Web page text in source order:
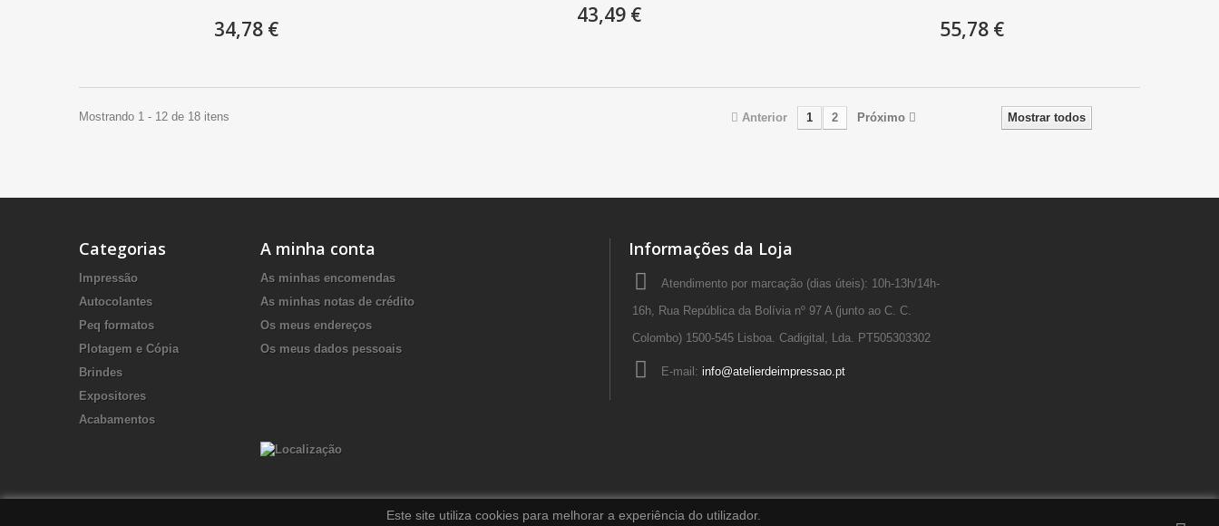
34,78 €
43,49 €
55,78 €
Mostrar todos
Anterior 1 2 Próximo
Mostrando 1 - 12 de 18 itens
Categorias
Impressão
Autocolantes
Peq formatos
Plotagem e Cópia
Brindes
Expositores
Acabamentos
A minha conta
As minhas encomendas
As minhas notas de crédito
Os meus endereços
Os meus dados pessoais
Informações da Loja
Atendimento por marcação (dias úteis): 10h-13h/14h-
16h, Rua República da Bolívia nº 97 A (junto ao C. C.
Colombo) 1500-545 Lisboa. Cadigital, Lda. PT505303302
E-mail: info@atelierdeimpressao.pt
Este site utiliza cookies para melhorar a experiência do utilizador.